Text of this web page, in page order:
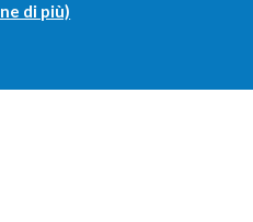
di più)